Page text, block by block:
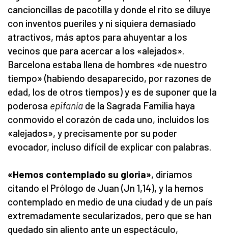
cancioncillas de pacotilla y donde el rito se diluye
con inventos pueriles y ni siquiera demasiado
atractivos, más aptos para ahuyentar a los
vecinos que para acercar a los «alejados».
Barcelona estaba llena de hombres «de nuestro
tiempo» (habiendo desaparecido, por razones de
edad, los de otros tiempos) y es de suponer que la
poderosa epifanía de la Sagrada Familia haya
conmovido el corazón de cada uno, incluidos los
«alejados», y precisamente por su poder
evocador, incluso difícil de explicar con palabras.
«Hemos contemplado su gloria», diríamos
citando el Prólogo de Juan (Jn 1,14), y la hemos
contemplado en medio de una ciudad y de un país
extremadamente secularizados, pero que se han
quedado sin aliento ante un espectáculo,